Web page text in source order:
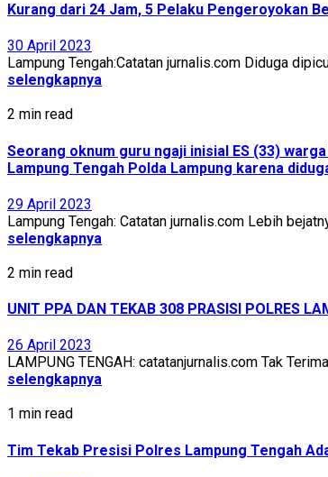
Kurang dari 24 Jam, 5 Pelaku Pengeroyokan
30 April 2023
Lampung Tengah:Catatan jurnalis.com Diduga
selengkapnya
2 min read
Seorang oknum guru ngaji inisial ES (33)
Lampung Tengah Polda Lampung karena
29 April 2023
Lampung Tengah: Catatan jurnalis.com Lebih
selengkapnya
2 min read
UNIT PPA DAN TEKAB 308 PRASISI POLRES
26 April 2023
LAMPUNG TENGAH: catatanjurnalis.com Tak
selengkapnya
1 min read
Tim Tekab Presisi Polres Lampung Tengah